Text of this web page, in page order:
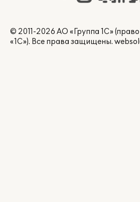
© 2011-2026 АО «Группа 1С»
«1С»). Все права защищены.